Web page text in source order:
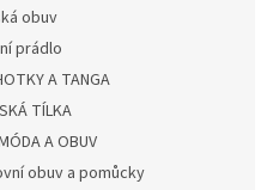
obuv
prádlo
A TANGA
TÍLKA
A OBUV
obuv a pomůcky